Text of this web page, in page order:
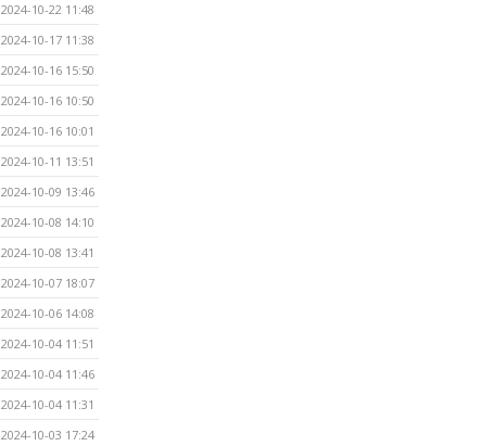
2024-10-22 11:48
2024-10-17 11:38
2024-10-16 15:50
2024-10-16 10:50
2024-10-16 10:01
2024-10-11 13:51
2024-10-09 13:46
2024-10-08 14:10
2024-10-08 13:41
2024-10-07 18:07
2024-10-06 14:08
2024-10-04 11:51
2024-10-04 11:46
2024-10-04 11:31
2024-10-03 17:24